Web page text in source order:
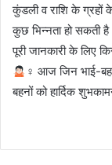
कुंडली व राशि के
कुछ भिन्नता हो सकती
पूरी जानकारी के लिए
‍♀ आज जिन भाई-
बहनों को हार्दिक